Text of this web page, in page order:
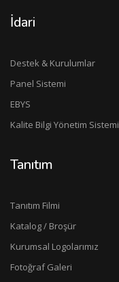
İdari
Destek & Kurulumlar
Panel Sistemi
EBYS
Kalite Bilgi Yönetim Sistemi
Tanıtım
Tanıtım Filmi
Katalog / Broşür
Kurumsal Logolarımız
Fotoğraf Galeri